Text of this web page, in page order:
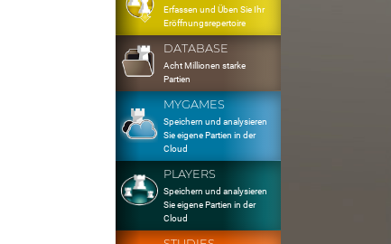
Erfassen und Üben Sie Ihr
Eröffnungsrepertoire
DATABASE
Acht Millionen starke
Partien
MYGAMES
Speichern und analysieren
Sie eigene Partien in der
Cloud
PLAYERS
Speichern und analysieren
Sie eigene Partien in der
Cloud